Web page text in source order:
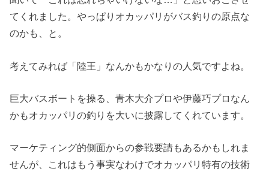
てくれました。やっぱりオカッパリがバス釣りの原点な
のかも、と。
考えてみれば「陸王」なんかもかなりの人気ですよね。
巨大バスボートを操る、青木大介プロや伊藤巧プロなん
かもオカッパリの釣りを大いに披露してくれています。
マーケティング的側面からの参戦要請もあるかもしれま
せんが、これはもう事実なわけでオカッパリ特有の技術